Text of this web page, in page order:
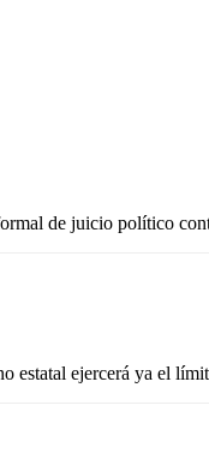
de juicio político
ejercerá ya el